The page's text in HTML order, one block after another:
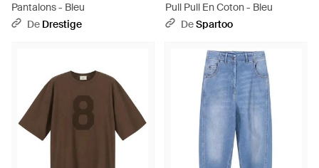
Pantalons - Bleu
De Drestige
Pull Pull En Coton - Bleu
DeSpartoo